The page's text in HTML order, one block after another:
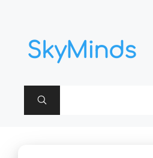
contenu